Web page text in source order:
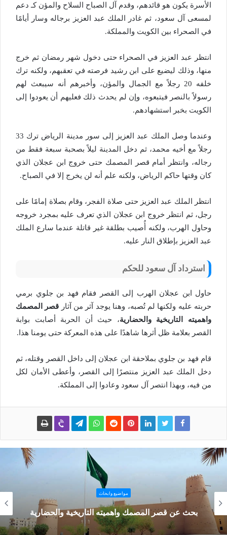
الأسرة يكون هو قائدهم، وقدم آل الصباح السلاح والمؤن كـ دعم
لمسعى آل سعود، ثم غادر الملك عبد العزيز برجاله وسار أيامًا
في الصحراء بين الكويت والمملكة.
انتظر عبد العزيز في الصحراء حتى دخول شهر رمضان ثم خرج
منها، وذلك ليضيع على ابن رشيد فرصته في تعقبهم، ولكنه ترك
خلفه 20 رجلاً مع الجمال والمؤن، وأخبرهم أنه سيبعث لهم
رسولاً بالنصر فيتبعوه، وإن لم يحدث ذلك فعليهم أن يعودوا إلى
الكويت بخبر استشهادهم.
وعندما وصل الملك عبد العزيز إلى سور مدينة الرياض ترك 33
رجلاً مع أخيه محمد، ثم دخل المدينة ليلاً بصحبة سبعة فقط من
رجاله، وانتظر أمام قصر المصمك حتى خروج ابن عجلان الذي
كان وقتها حاكم الرياض، ولكنه علم أنه لن يخرج إلا في الصباح.
انتظر الملك عبد العزيز حتى صلاة الفجر، وقام بصلاة إمامًا على
رجل، ثم انتظر خروج ابن عجلان الذي تعرف عليه بمجرد خروجه
وحاول الهرب، ولكنه أُصيب بطلقة غير قاتلة عندما سارع الملك
عبد العزيز بإطلاق النار عليه.
استرداد آل سعود للحكم
حاول ابن عجلان الهرب إلى القصر فقام فهد بن جلوي برمي
حربته عليه ولكنها لم تُصبه، وهنا يوجد آثر من آثار قصر المصمك
واهميته التاريخية والحضارية، حيث أن الحربة أصابت بوابة
القصر بعلامة ظل أثرها شاهدًا على هذه المعركة حتى يومنا هذا.
قام فهد بن جلوي بملاحقة ابن عجلان إلى داخل القصر وقتله، ثم
دخل الملك عبد العزيز منتصرًا إلى القصر، وأعطى الأمان لكل
من فيه، وبهذا انتصر آل سعود وعادوا إلى المملكة.
مواضيع وابحاث
بحث عن قصر المصمك واهميته التاريخية والحضارية